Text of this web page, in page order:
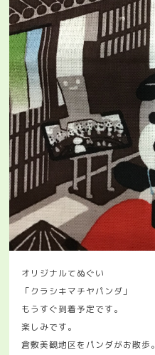
オリジナルてぬぐい
「クラシキマチヤパンダ」
もうすぐ到着予定です。
楽しみです。
倉敷美観地区をパンダがお散歩。